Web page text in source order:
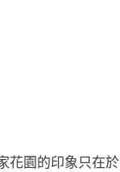
花園的印象只在於